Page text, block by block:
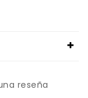
reseña